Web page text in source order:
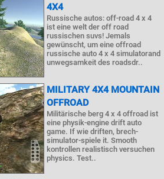
4X4
Russische autos: off-road 4 x 4
ist eine welt der off road
russischen suvs! Jemals
gewünscht, um eine offroad
russische auto 4 x 4 simulatorand
unwegsamkeit des roadsdr..
MILITARY 4X4 MOUNTAIN
OFFROAD
Militärische berg 4 x 4 offroad ist
eine physik-engine drift auto
game. If wie driften, brech-
simulator-spiele it. Smooth
kontrollen realistisch versuchen
physics. Test..